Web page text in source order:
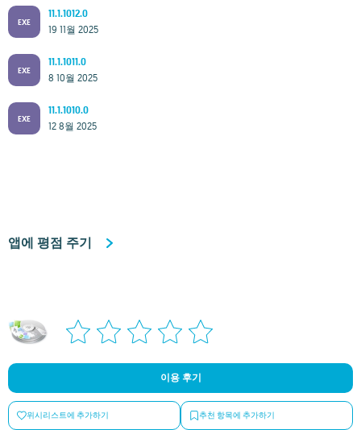
EXE
11.1.1012.0
19 11월 2025
EXE
11.1.1011.0
8 10월 2025
EXE
11.1.1010.0
12 8월 2025
앱에 평점 주기
이용 후기
위시리스트에 추가하기 추천 항목에 추가하기